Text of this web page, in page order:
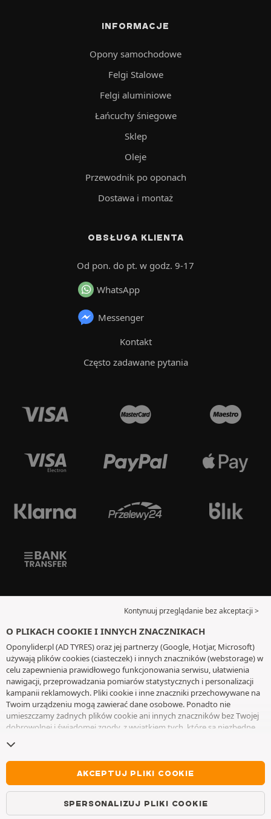
INFORMACJE
Opony samochodowe
Felgi Stalowe
Felgi aluminiowe
Łańcuchy śniegowe
Sklep
Oleje
Przewodnik po oponach
Dostawa i montaż
OBSŁUGA KLIENTA
Od pon. do pt. w godz. 9-17
WhatsApp
Messenger
Kontakt
Często zadawane pytania
Kontynuuj przeglądanie bez akceptacji >
O PLIKACH COOKIE I INNYCH ZNACZNIKACH
Oponylider.pl (AD TYRES) oraz jej partnerzy (Google, Hotjar, Microsoft)
używają plików cookies (ciasteczek) i innych znaczników (webstorage) w
celu zapewnienia prawidłowego funkcjonowania serwisu, ułatwienia
nawigacji, przeprowadzania pomiarów statystycznych i personalizacji
kampanii reklamowych. Pliki cookie i inne znaczniki przechowywane na
Twoim urządzeniu mogą zawierać dane osobowe. Ponadto nie
umieszczamy żadnych plików cookie ani innych znaczników bez Twojej
dobrowolnej i świadomej zgody, z wyjątkiem tych, które są niezbędne
wycofać swoją zgodę w dowolnym momencie, przechodząc do
plikami cookie i innymi znacznikami. Możesz kontynuować przeglądanie
bez akceptowania plików cookie lub innych znaczników. Odmowa nie
wyklucza dostępu do usług AD TYRES. Aby uzyskać więcej informacji,
zapraszamy do odwiedzenia
AKCEPTUJ PLIKI COOKIE
SPERSONALIZUJ PLIKI COOKIE